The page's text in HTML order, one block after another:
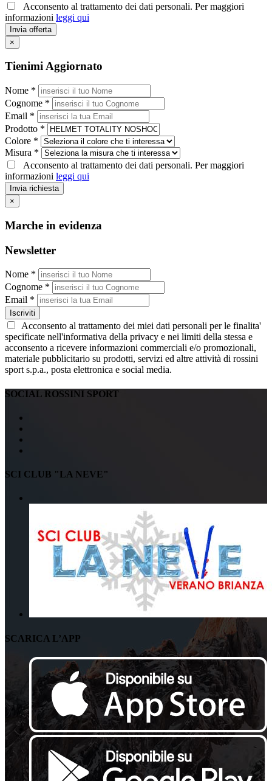
Acconsento al trattamento dei dati personali. Per maggiori
informazioni leggi qui
Invia offerta
×
Tienimi Aggiornato
Nome *
Cognome *
Email *
Prodotto *
Colore *
Misura *
Acconsento al trattamento dei dati personali. Per maggiori
informazioni leggi qui
Invia richiesta
×
Marche in evidenza
Newsletter
Nome *
Cognome *
Email *
Iscriviti
Acconsento al trattamento dei miei dati personali per le finalita'
specificate nell'informativa della privacy e nei limiti della stessa e
acconsento a ricevere informazioni commerciali e/o promozionali,
materiale pubblicitario su prodotti, servizi ed altre attività di rossini
sport s.p.a., posta elettronica e social media.
SOCIAL ROSSINI SPORT
SCI CLUB "LA NEVE"
SCARICA L’APP